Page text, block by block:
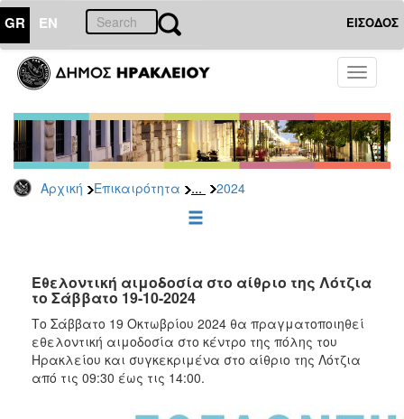
GR EN ΕΙΣΟΔΟΣ
Toggle
Αρχική Επικαιρότητα ... 2024
ΕΠΙΚΑΙΡΟΤΗΤΑ
Τύπου
Αρχείο
2026
2025
2022
2021
2020
2019
2018
Εθελοντική αιμοδοσία στο αίθριο της Λότζια
το Σάββατο 19-10-2024
Το Σάββατο 19 Οκτωβρίου 2024 θα πραγματοποιηθεί
εθελοντική αιμοδοσία στο κέντρο της πόλης του
Ηρακλείου και συγκεκριμένα στο αίθριο της Λότζια
από τις 09:30 έως τις 14:00.